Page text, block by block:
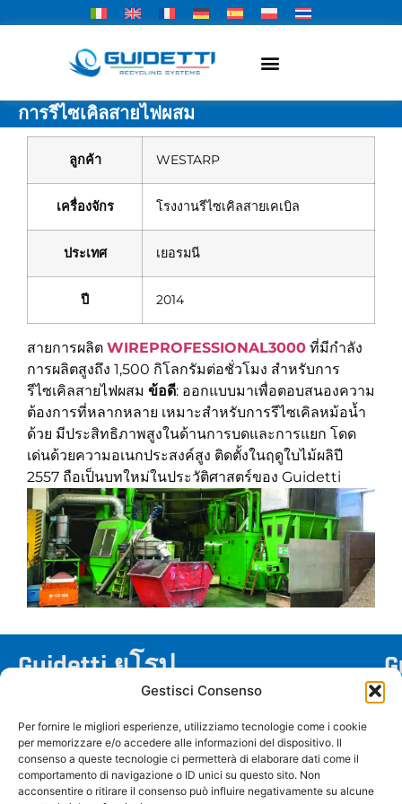
Gestisci Consenso
Per fornire le migliori esperienze, utilizziamo tecnologie come i cookie
per memorizzare e/o accedere alle informazioni del dispositivo. Il
consenso a queste tecnologie ci permetterà di elaborare dati come il
comportamento di navigazione o ID unici su questo sito. Non
acconsentire o ritirare il consenso può influire negativamente su alcune
การรีไซเคิลสายไฟผสม
ลูกค้า WESTARP
เครื่องจักร โรงงานรีไซเคิลสายเคเบิล
ประเทศ เยอรมนี
ปี 2014
สายการผลิต WIREPROFESSIONAL3000 ที่มีกำลัง
การผลิตสูงถึง 1,500 กิโลกรัมต่อชั่วโมง สำหรับการ
รีไซเคิลสายไฟผสม ข้อดี: ออกแบบมาเพื่อตอบสนองความ
ต้องการที่หลากหลาย เหมาะสำหรับการรีไซเคิลหม้อน้ำ
ด้วย มีประสิทธิภาพสูงในด้านการบดและการแยก โดด
เด่นด้วยความอเนกประสงค์สูง ติดตั้งในฤดูใบไม้ผลิปี
2557 ถือเป็นบทใหม่ในประวัติศาสตร์ของ Guidetti
Guidetti ยุโรป
info@guidettisrl.com
+39 051 6858511
P.IVA: IT01460390386